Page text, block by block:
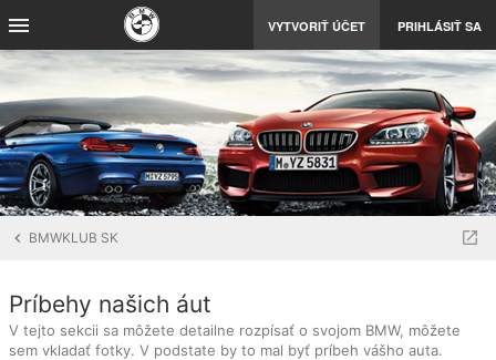
VYTVORIŤ ÚČET PRIHLÁSIŤ SA
BMWKLUB SK
Príbehy našich áut
V tejto sekcii sa môžete detailne rozpísať o svojom BMW, môžete
sem vkladať fotky. V podstate by to mal byť príbeh vášho auta.